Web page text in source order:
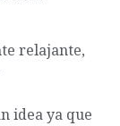
relajante,
idea ya que